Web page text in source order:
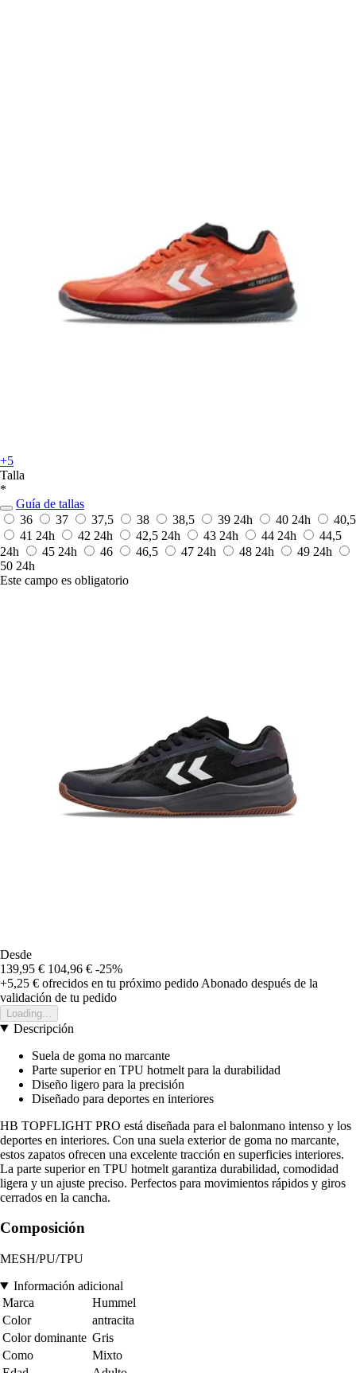
+5
Talla
*
Guía de tallas
36
37 37,5 38 38,5 39 24h 40 24h
40,5
41 24h 42 24h 42,5 24h 43 24h 44 24h
44,5
24h
45 24h 46 46,5 47 24h 48 24h 49 24h
50 24h
Este campo es obligatorio
Desde
139,95 € 104,96 € -25%
+5,25 € ofrecidos en tu próximo pedido Abonado después de la
validación de tu pedido
Loading...
Descripción
Suela de goma no marcante
Parte superior en TPU hotmelt para la durabilidad
Diseño ligero para la precisión
Diseñado para deportes en interiores
HB TOPFLIGHT PRO está diseñada para el balonmano intenso y los
deportes en interiores. Con una suela exterior de goma no marcante,
estos zapatos ofrecen una excelente tracción en superficies interiores.
La parte superior en TPU hotmelt garantiza durabilidad, comodidad
ligera y un ajuste preciso. Perfectos para movimientos rápidos y giros
cerrados en la cancha.
Composición
MESH/PU/TPU
Información adicional
Marca
Hummel
Color
antracita
Color dominante Gris
Como
Mixto